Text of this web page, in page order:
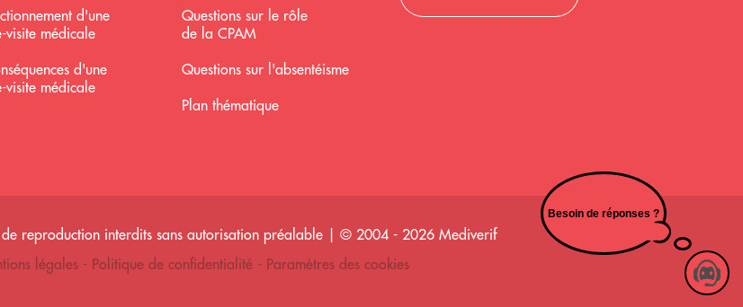
Besoin de réponses ?
d'une
visite médicale
d'une
visite médicale
Questions sur le rôle
de la CPAM
Questions sur l'absentéisme
Plan thématique
reproduction interdits sans autorisation préalable | © 2004 - 2026 Mediverif
légales - Politique de confidentialité - Paramètres des cookies